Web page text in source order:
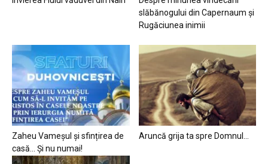
slăbănogului din Capernaum și
Rugăciunea inimii
Zaheu Vameșul și sfințirea de
casă… Și nu numai!
Aruncă grija ta spre Domnul…